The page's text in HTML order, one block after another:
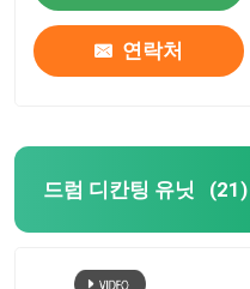
연락처
드럼 디칸팅 유닛 (21)